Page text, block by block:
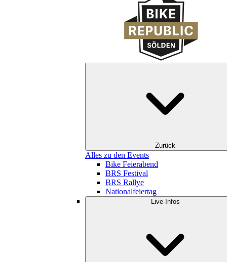
Zurück
Alles zu den Events
Bike Feierabend
BRS Festival
BRS Rallye
Nationalfeiertag
Live-Infos